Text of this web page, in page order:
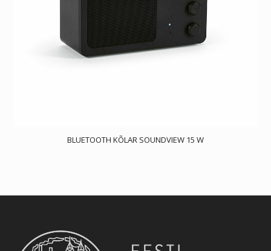
BLUETOOTH KÕLAR SOUNDVIEW 15 W